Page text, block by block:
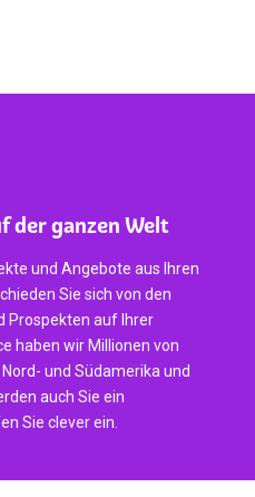
der ganzen Welt
und Angebote aus Ihren
Sie sich von den
Prospekten auf Ihrer
haben wir Millionen von
und Südamerika und
auch Sie ein
Sie clever ein.